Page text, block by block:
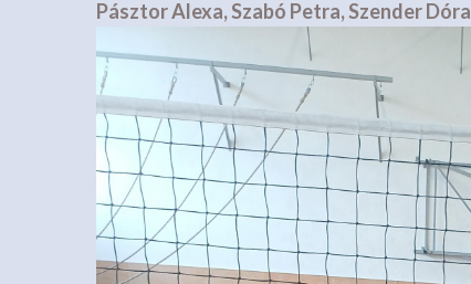
Pásztor Alexa, Szabó Petra, Szender Dóra